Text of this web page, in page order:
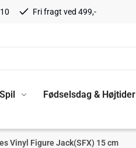
Fri fragt ved 499,-
Spil Fødselsdag & Højtider
Vinyl Figure Jack(SFX) 15 cm